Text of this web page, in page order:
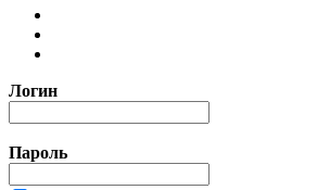
Логин
Пароль